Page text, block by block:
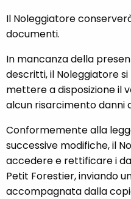
Il Noleggiatore
documenti.
In mancanza della
descritti, il Noleggiatore
mettere a disposizione il
alcun risarcimento danni
Conformemente alla
successive modifiche, il
accedere e rettificare i
Petit Forestier, inviando
accompagnata dalla